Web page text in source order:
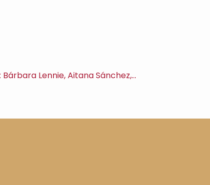
Lennie, Aitana Sánchez,…